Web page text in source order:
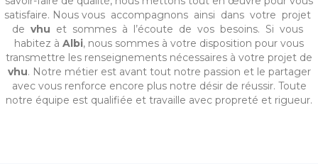
satisfaire. Nous vous accompagnons ainsi dans votre projet
de vhu et sommes à l’écoute de vos besoins. Si vous
habitez à Albi, nous sommes à votre disposition pour vous
transmettre les renseignements nécessaires à votre projet de
vhu. Notre métier est avant tout notre passion et le partager
avec vous renforce encore plus notre désir de réussir. Toute
notre équipe est qualifiée et travaille avec propreté et rigueur.